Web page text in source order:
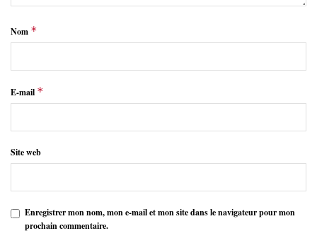
Nom *
E-mail *
Site web
Enregistrer mon nom, mon e-mail et mon site dans le navigateur pour mon
prochain commentaire.